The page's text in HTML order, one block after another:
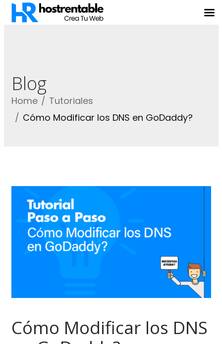
Blog
Home
Tutoriales
Cómo Modificar los DNS en GoDaddy?
Cómo Modificar los DNS